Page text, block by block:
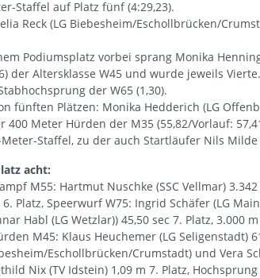
Staffel auf Platz fünf (4:29,23).
Reck (LG Biebesheim/Eschollbrücken/
Podiumsplatz vorbei sprang Monika
der Altersklasse W45 und wurde jeweils
der W65 (1,30).
fünften Plätzen: Monika Hedderich (LG
400 Meter Hürden der M35 (55,82/Vorlauf:
Staffel, zu der auch Startläufer Nils Milde
acht:
M55: Hartmut Nuschke (SSC Vellmar)
Platz, Speerwurf W75: Ingrid Schäfer (LG
Habl (LG Wetzlar)) 45,50 sec 7. Platz, 3.000
M45: Klaus Heuchemer (LG Seligenstadt)
Eschollbrücken/Crumstadt) und Vera
Nix (TV Idstein) 1,09 m 7. Platz,